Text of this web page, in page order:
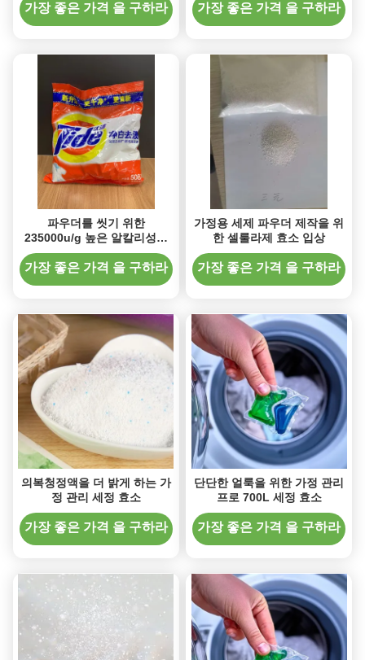
가장 좋은 가격 을 구하라 가장 좋은 가격 을 구하라
파우더를 씻기 위한
235000u/g 높은 알칼리성과
고온 세정 효소
가장 좋은 가격 을 구하라
가정용 세제 파우더 제작을 위
한 셀룰라제 효소 입상
가장 좋은 가격 을 구하라
의복청정액을 더 밝게 하는 가
정 관리 세정 효소
가장 좋은 가격 을 구하라
단단한 얼룩을 위한 가정 관리
프로 700L 세정 효소
가장 좋은 가격 을 구하라